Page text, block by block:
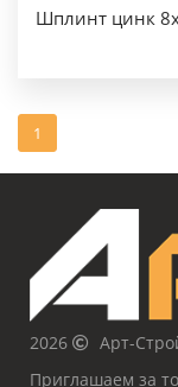
Шплинт цинк
1
2026
Арт-
Приглашаем за